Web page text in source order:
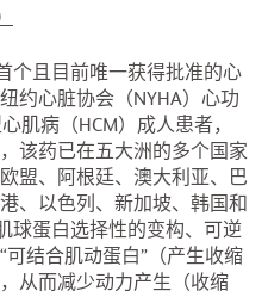
个且目前唯一获得批准的心
约心脏协会（NYHA）心功
肌病（HCM）成人患者，
该药已在五大洲的多个国家
盟、阿根廷、澳大利亚、巴
、以色列、新加坡、韩国和
球蛋白选择性的变构、可逆
结合肌动蛋白”（产生收缩
从而减少动力产生（收缩